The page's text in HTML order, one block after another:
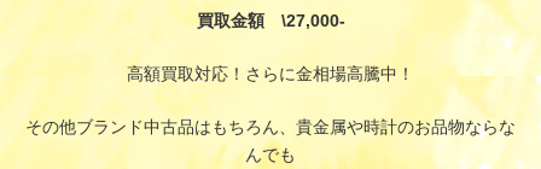
買取金額 \27,000-
高額買取対応！さらに金相場高騰中！
その他ブランド中古品はもちろん、貴金属や時計のお品物ならな
んでも